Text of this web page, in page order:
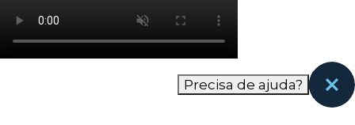
como os visitantes interagem com o site. Esses
cookies ajudam a fornecer informações sobre
as métricas do número de visitantes, taxa de
rejeição, origem do tráfego, etc.
Precisa de ajuda?